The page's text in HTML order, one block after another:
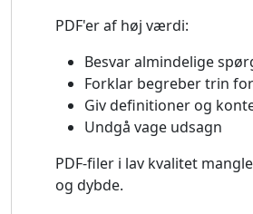
PDF'er af høj værdi:
Besvar almindelige
Forklar begreber trin
Giv definitioner og
Undgå vage udsagn
PDF-filer i lav kvalitet
og dybde.